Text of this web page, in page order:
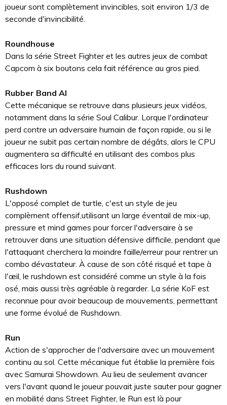
joueur sont complètement invincibles, soit environ 1/3 de
seconde d'invincibilité.
Roundhouse
Dans la série Street Fighter et les autres jeux de combat
Capcom à six boutons cela fait référence au gros pied.
Rubber Band AI
Cette mécanique se retrouve dans plusieurs jeux vidéos,
notamment dans la série Soul Calibur. Lorque l'ordinateur
perd contre un adversaire humain de façon rapide, ou si le
joueur ne subit pas certain nombre de dégâts, alors le CPU
augmentera sa difficulté en utilisant des combos plus
efficaces lors du round suivant.
Rushdown
L'opposé complet de turtle, c'est un style de jeu
complèment offensif,utilisant un large éventail de mix-up,
pressure et mind games pour forcer l'adversaire à se
retrouver dans une situation défensive difficile, pendant que
l'attaquant cherchera la moindre faille/erreur pour rentrer un
combo dévastateur. À cause de son côté risqué et tape à
l'œil, le rushdown est considéré comme un style à la fois
osé, mais aussi très agréable à regarder. La série KoF est
reconnue pour avoir beaucoup de mouvements, permettant
une forme évolué de Rushdown.
Run
Action de s'approcher de l'adversaire avec un mouvement
continu au sol. Cette mécanique fut établie la première fois
avec Samurai Showdown. Au lieu de seulement avancer
vers l'avant quand le joueur pouvait juste sauter pour gagner
en mobilité dans Street Fighter, le Run est là pour